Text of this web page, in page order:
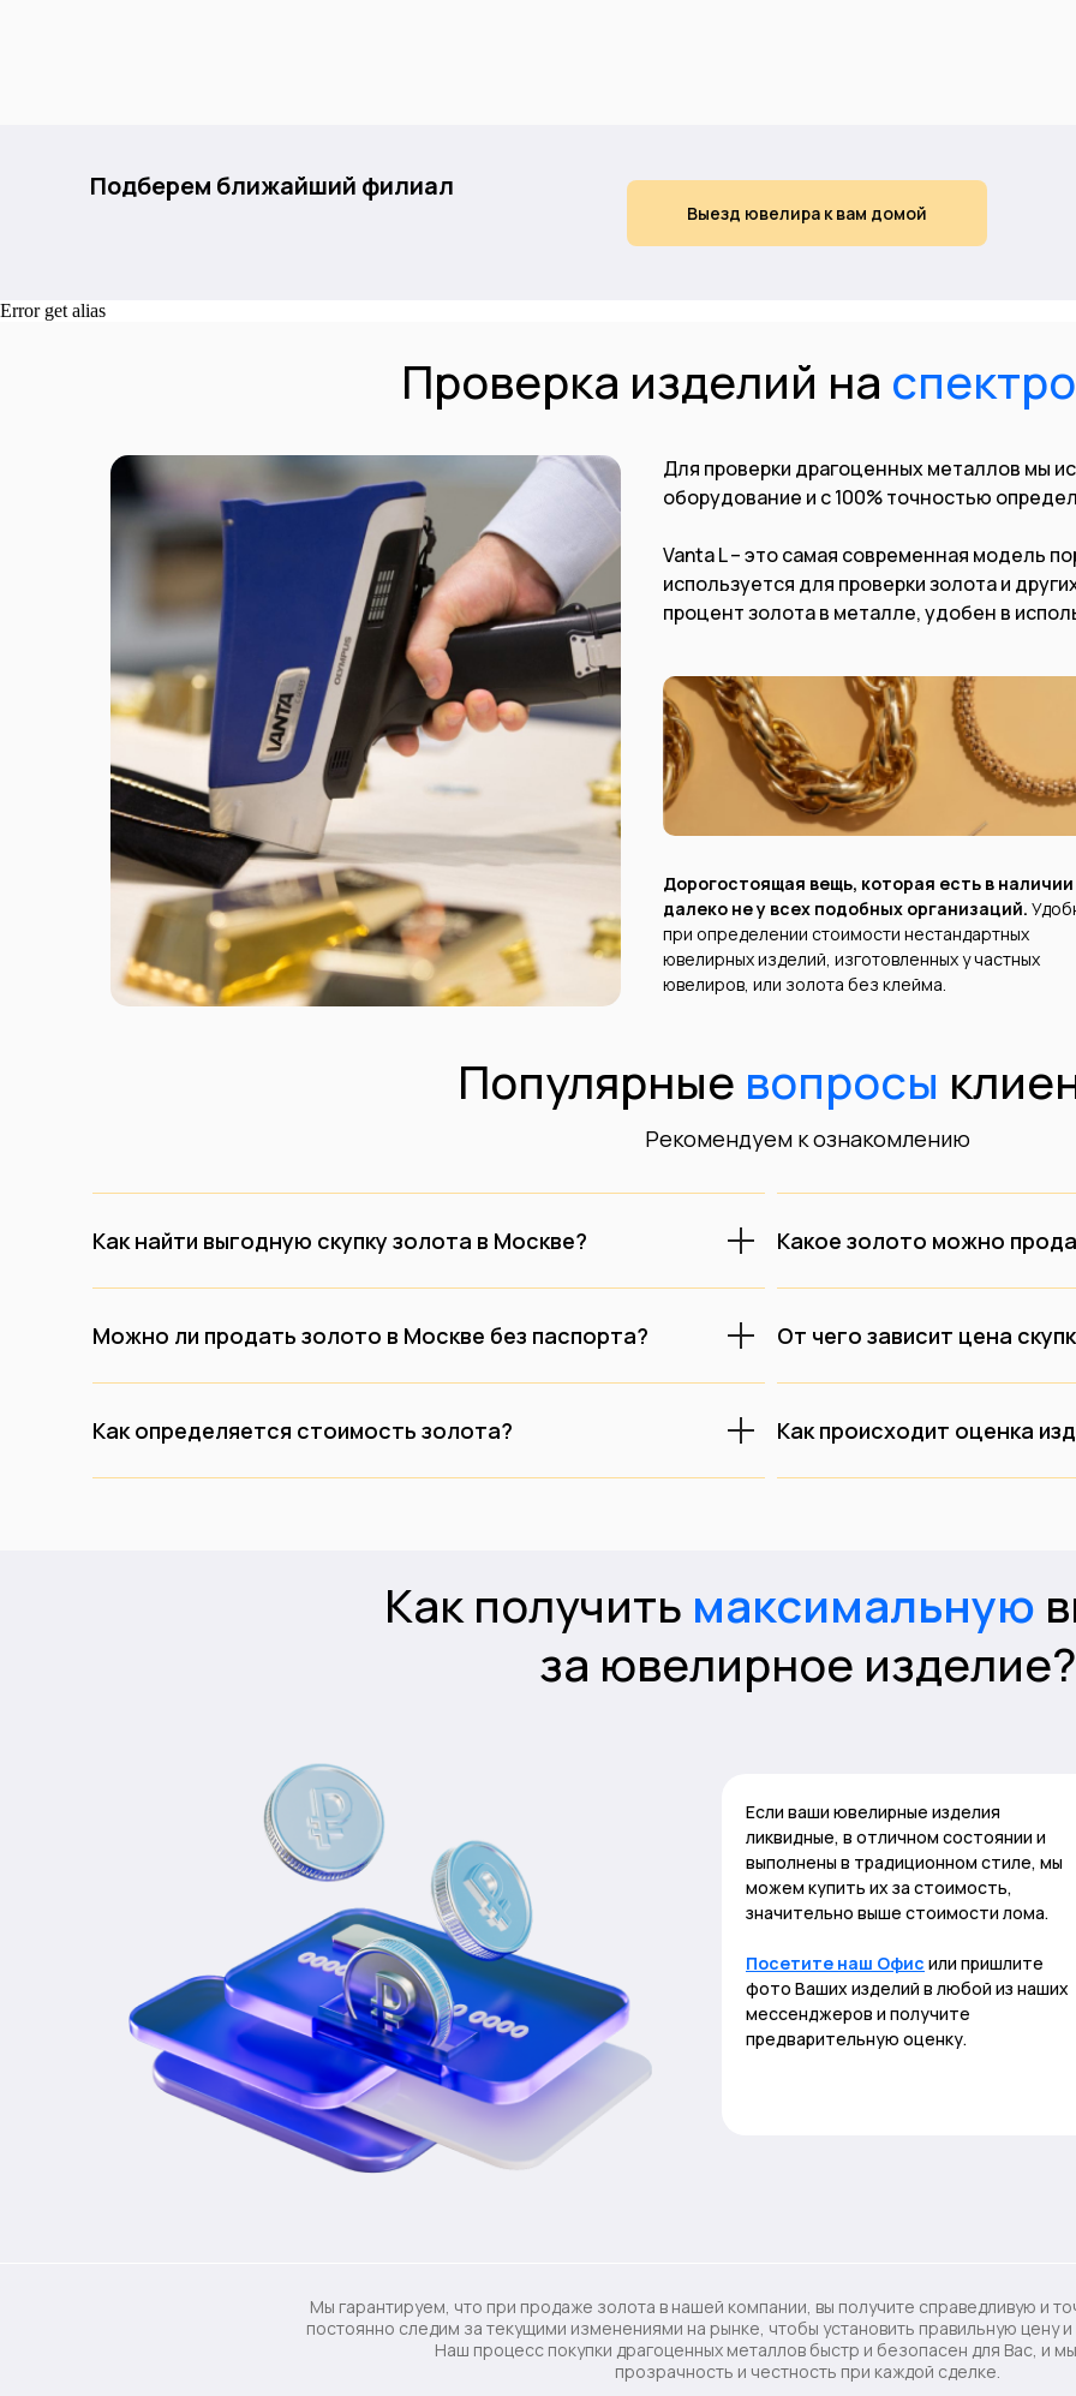
Подберем ближайший филиал
Выезд ювелира к вам домой
Error get alias
Проверка изделий на
Для проверки драгоценных металлов мы
оборудование и с 100% точностью
Vanta L – это самая современная модель
используется для проверки золота и
процент золота в металле, удобен в
Дорогостоящая вещь, которая есть в наличии
далеко не у всех подобных организаций.
при определении стоимости нестандартных
ювелирных изделий, изготовленных у частных
ювелиров, или золота без клейма.
Популярные вопросы
Рекомендуем к ознакомлению
Как найти выгодную скупку золота в Москве? Какое золото можно
Можно ли продать золото в Москве без паспорта? От чего зависит цена
Как определяется стоимость золота? Как происходит оценка
Как получить максимальную
за ювелирное изделие?
Если ваши ювелирные изделия
ликвидные, в отличном состоянии и
выполнены в традиционном стиле, мы
можем купить их за стоимость,
значительно выше стоимости лома.
Посетите наш Офис или пришлите
фото Ваших изделий в любой из наших
мессенджеров и получите
предварительную оценку.
Мы гарантируем, что при продаже золота в нашей компании, вы получите справедливую и
постоянно следим за текущими изменениями на рынке, чтобы установить правильную цену
Наш процесс покупки драгоценных металлов быстр и безопасен для Вас, и
прозрачность и честность при каждой сделке.